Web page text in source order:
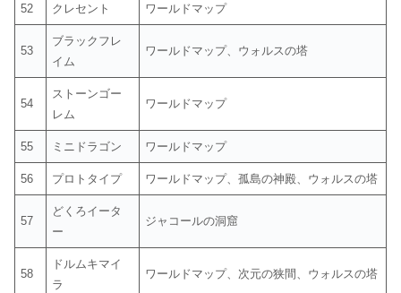
52 クレセント ワールドマップ
53
ブラックフレ
イム
ワールドマップ、ウォルスの塔
54
ストーンゴー
レム
ワールドマップ
55 ミニドラゴン ワールドマップ
56 プロトタイプ ワールドマップ、孤島の神殿、ウォルスの塔
57
どくろイータ
ー
ジャコールの洞窟
58
ドルムキマイ
ラ
ワールドマップ、次元の狭間、ウォルスの塔